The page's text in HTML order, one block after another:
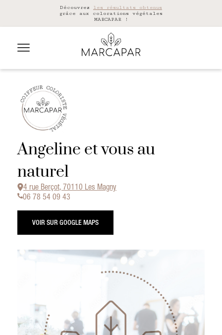
Découvrez les résultats obtenus
grâce aux colorations végétales
MARCAPAR !
Angeline et vous au
naturel
4 rue Berçot, 70110 Les Magny
06 78 54 09 43
VOIR SUR GOOGLE MAPS